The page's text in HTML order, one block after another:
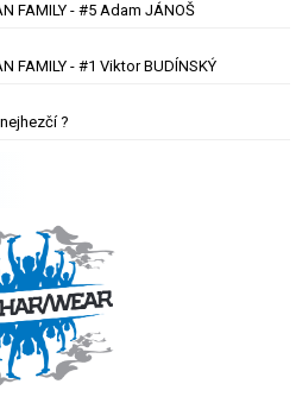
FAMILY - #5 Adam JÁNOŠ
FAMILY - #1 Viktor BUDÍNSKÝ
?